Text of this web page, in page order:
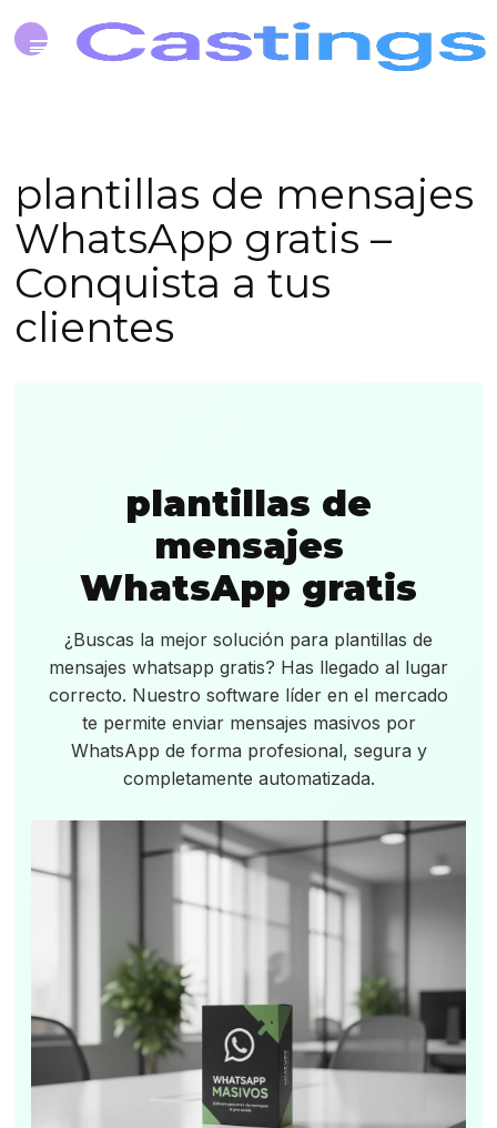
plantillas de mensajes
WhatsApp gratis –
Conquista a tus
clientes
plantillas de
mensajes
WhatsApp gratis
¿Buscas la mejor solución para plantillas de
mensajes whatsapp gratis? Has llegado al lugar
correcto. Nuestro software líder en el mercado
te permite enviar mensajes masivos por
WhatsApp de forma profesional, segura y
completamente automatizada.